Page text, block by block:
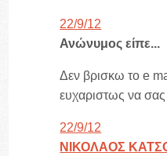
22/9/12
Ανώνυμος είπε...
Δεν βρισκω το e
ευχαριστως να
22/9/12
ΝΙΚΟΛΑΟΣ